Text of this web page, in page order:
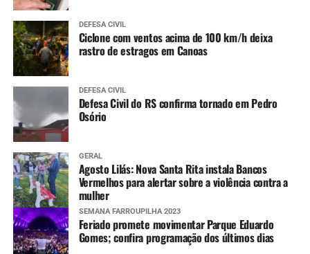
DEFESA CIVIL
Ciclone com ventos acima de 100 km/h deixa
rastro de estragos em Canoas
DEFESA CIVIL
Defesa Civil do RS confirma tornado em Pedro
Osório
GERAL
Agosto Lilás: Nova Santa Rita instala Bancos
Vermelhos para alertar sobre a violência contra a
mulher
SEMANA FARROUPILHA 2023
Feriado promete movimentar Parque Eduardo
Gomes; confira programação dos últimos dias